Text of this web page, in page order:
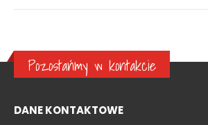
Pozostańmy w kontakcie
DANE KONTAKTOWE